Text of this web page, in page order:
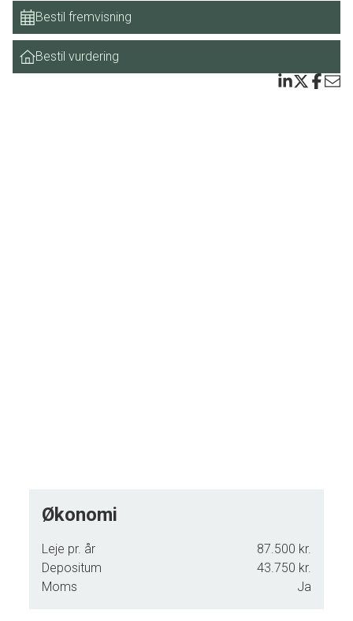
Bestil fremvisning
Bestil vurdering
Økonomi
Leje pr. år
87.500 kr.
Depositum
43.750 kr.
Moms
Ja